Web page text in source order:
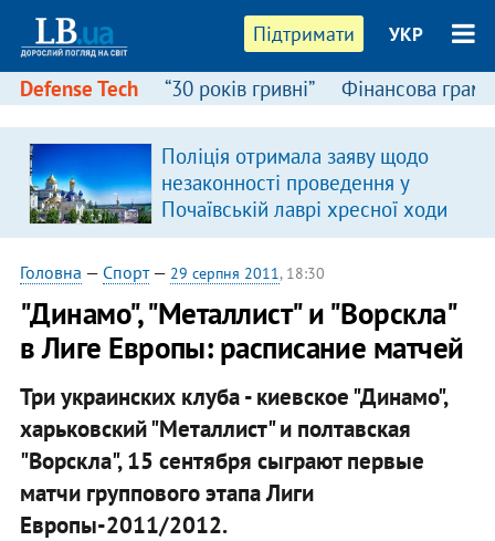
Підтримати УКР
Defense Tech “30 років гривні” Фінансова
Поліція отримала заяву щодо
незаконності проведення у
Почаївській лаврі хресної ходи
Головна — Спорт— 29 серпня 2011, 18:30
"Динамо", "Металлист" и "Ворскла"
в Лиге Европы: расписание матчей
Три украинских клуба - киевское "Динамо",
харьковский "Металлист" и полтавская
"Ворскла", 15 сентября сыграют первые
матчи группового этапа Лиги
Европы-2011/2012.